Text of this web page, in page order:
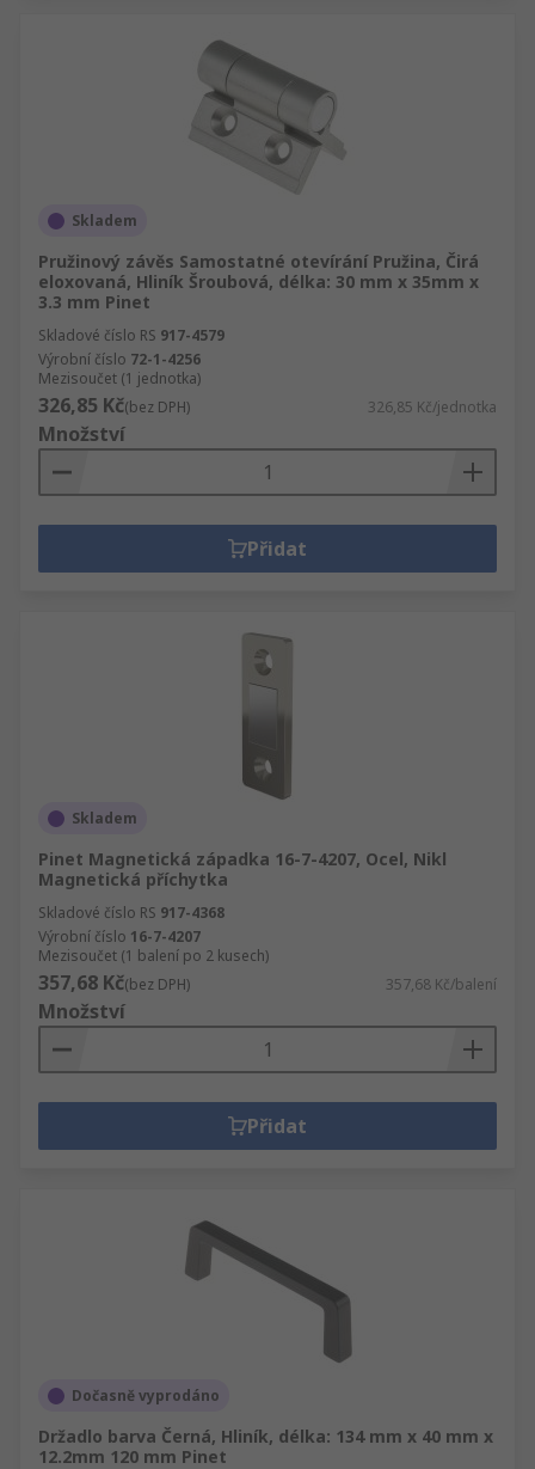
Skladem
Pružinový závěs Samostatné otevírání Pružina, Čirá
eloxovaná, Hliník Šroubová, délka: 30 mm x 35mm x
3.3 mm Pinet
Skladové číslo RS 917-4579
Výrobní číslo 72-1-4256
Mezisoučet (1 jednotka)
326,85 Kč(bez DPH) 326,85 Kč/jednotka
Množství
Přidat
Skladem
Pinet Magnetická západka 16-7-4207, Ocel, Nikl
Magnetická příchytka
Skladové číslo RS 917-4368
Výrobní číslo 16-7-4207
Mezisoučet (1 balení po 2 kusech)
357,68 Kč(bez DPH) 357,68 Kč/balení
Množství
Přidat
Dočasně vyprodáno
Držadlo barva Černá, Hliník, délka: 134 mm x 40 mm x
12.2mm 120 mm Pinet